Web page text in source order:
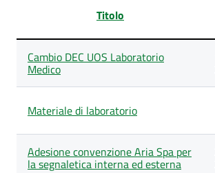
degli
articoli
nella
Beni
Titolo
Cambio DEC UOS Laboratorio
Medico
Materiale di laboratorio
Adesione convenzione Aria Spa per
la segnaletica interna ed esterna